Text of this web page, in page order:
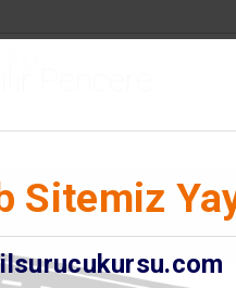
Rehber Hakkında
Sitemiz